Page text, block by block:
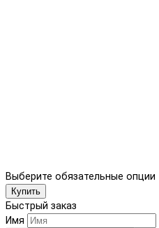
Выберите обязательные опции
Купить
Быстрый заказ
Имя